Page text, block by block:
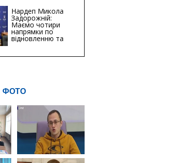
Хіба...
Нардеп Микола
Задорожній:
Маємо чотири
напрямки по
відновленню та
будівництву
інфраструктури
ФОТО